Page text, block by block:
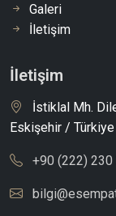
Galeri
İletişim
İletişim
İstiklal Mh.
Eskişehir / Türkiye
+90 (222) 230